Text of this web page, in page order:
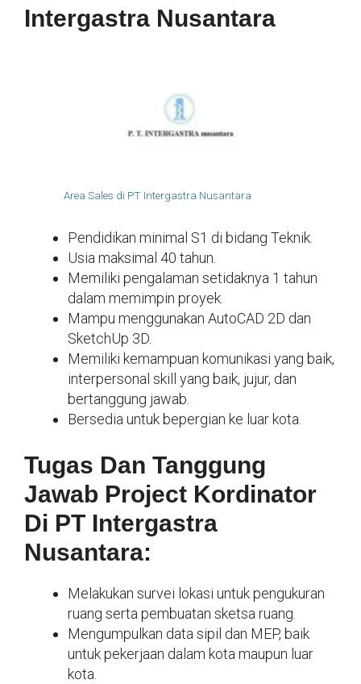
Intergastra Nusantara
Area Sales di PT Intergastra Nusantara
Pendidikan minimal S1 di bidang Teknik.
Usia maksimal 40 tahun.
Memiliki pengalaman setidaknya 1 tahun
dalam memimpin proyek.
Mampu menggunakan AutoCAD 2D dan
SketchUp 3D.
Memiliki kemampuan komunikasi yang baik,
interpersonal skill yang baik, jujur, dan
bertanggung jawab.
Bersedia untuk bepergian ke luar kota.
Tugas Dan Tanggung
Jawab Project Kordinator
Di PT Intergastra
Nusantara:
Melakukan survei lokasi untuk pengukuran
ruang serta pembuatan sketsa ruang.
Mengumpulkan data sipil dan MEP, baik
untuk pekerjaan dalam kota maupun luar
kota.